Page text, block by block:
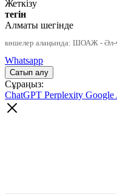
Жеткізу
тегін
Алматы шегінде
көшелер алаңында: ШОАЖ - Әл-
Whatsapp
Сұраңыз:
ChatGPT Perplexity Google